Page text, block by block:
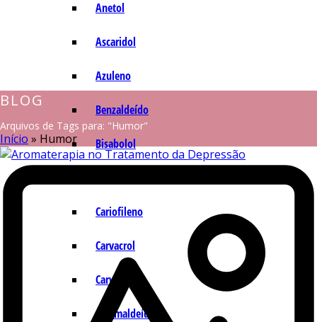
Anetol
Ascaridol
Azuleno
Benzaldeído
Bisabolol
Cariofileno
Carvacrol
Carvona
Cinamaldeído
BLOG
Arquivos de Tags para: "Humor"
Início » Humor